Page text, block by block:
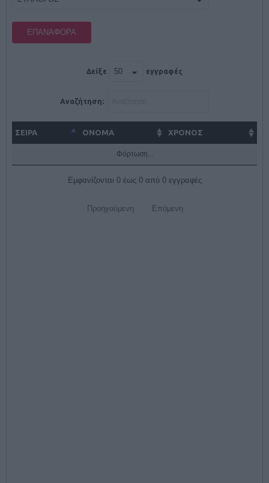
ΕΠΑΝΑΦΟΡΆ
Δείξε εγγραφές
Αναζήτηση:
ΣΕΙΡΑ ΌΝΟΜΑ ΧΡΟΝΟΣ
Φόρτωση...
Εμφανίζονται 0 έως 0 από 0 εγγραφές
Προηγούμενη Επόμενη